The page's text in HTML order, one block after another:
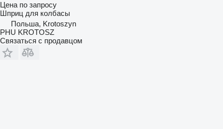
Цена по запросу
Шприц для колбасы
Польша, Krotoszyn
PHU KROTOSZ
Связаться с продавцом